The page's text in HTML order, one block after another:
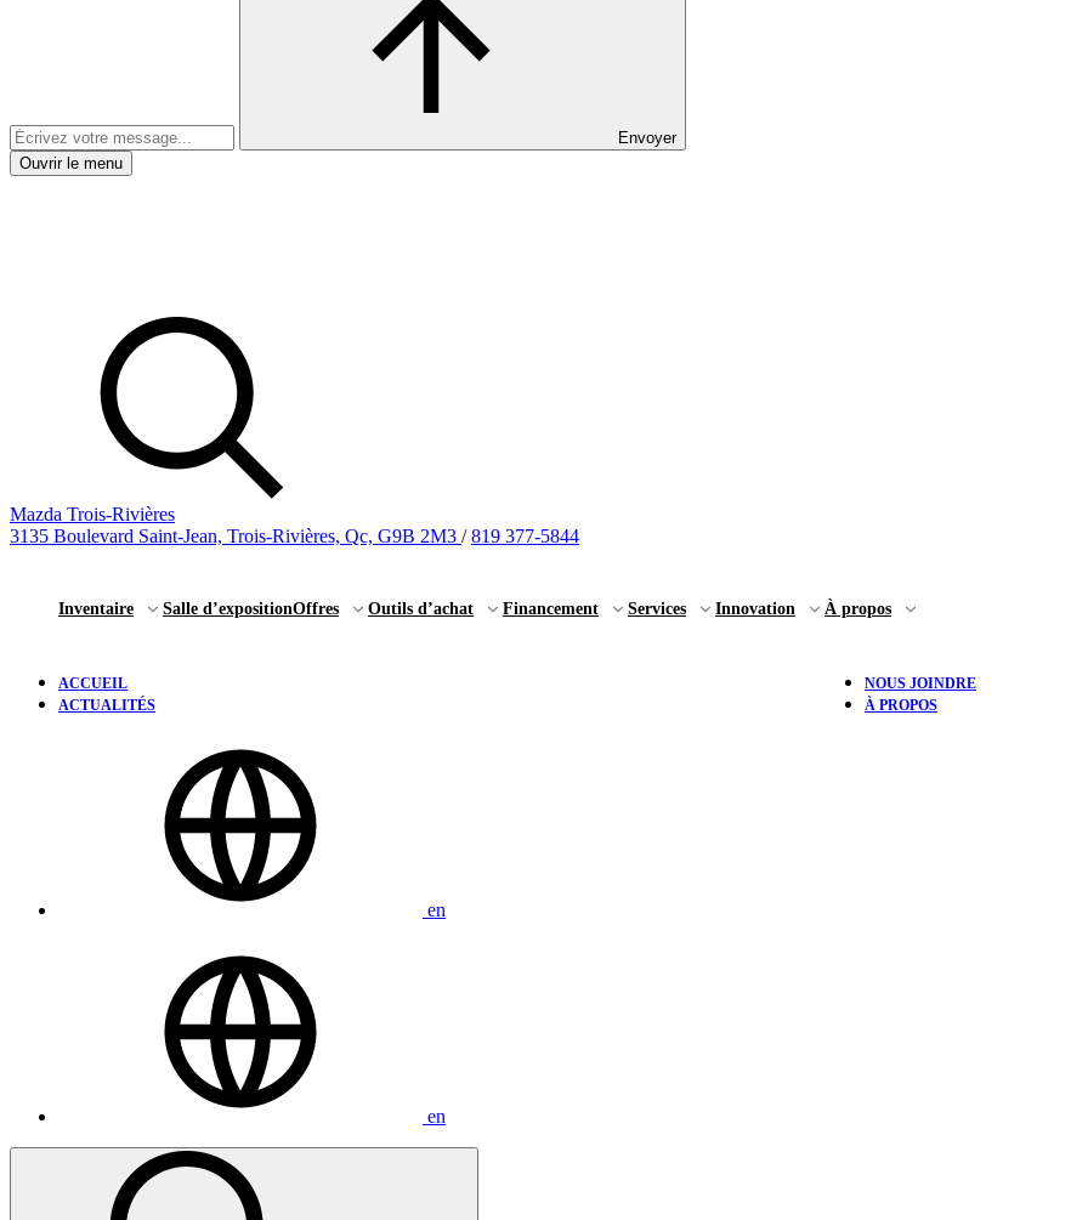
Envoyer
Ouvrir le menu
Mazda Trois-Rivières
3135 Boulevard Saint-Jean, Trois-Rivières, Qc, G9B 2M3 / 819 377-5844
Inventaire Salle d’expositionOffres Outils d’achat Financement Services Innovation À propos
ACCUEIL
NOUS JOINDRE
ACTUALITÉS
À PROPOS
en
en